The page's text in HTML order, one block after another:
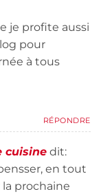
je profite aussi
pour
à tous
RÉPONDRE
cuisine dit:
en tout
la prochaine